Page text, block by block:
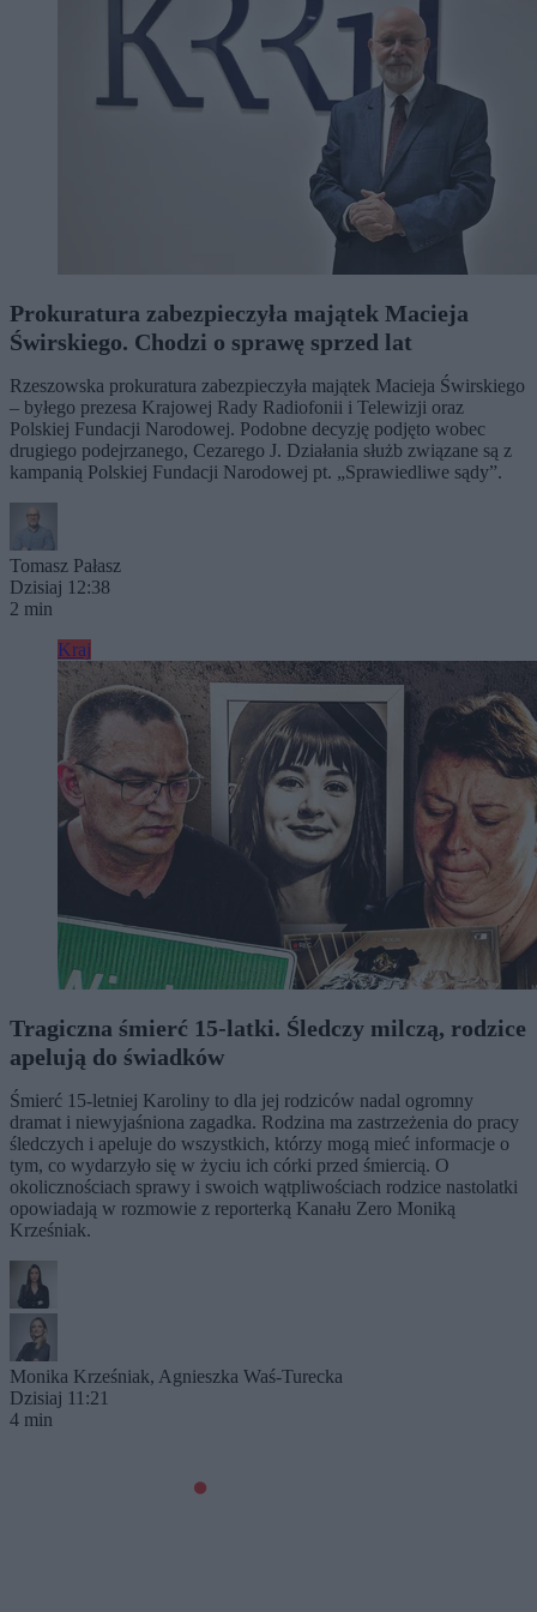
Prokuratura zabezpieczyła majątek Macieja
Świrskiego. Chodzi o sprawę sprzed lat
Rzeszowska prokuratura zabezpieczyła majątek Macieja Świrskiego
– byłego prezesa Krajowej Rady Radiofonii i Telewizji oraz
Polskiej Fundacji Narodowej. Podobne decyzję podjęto wobec
drugiego podejrzanego, Cezarego J. Działania służb związane są z
kampanią Polskiej Fundacji Narodowej pt. „Sprawiedliwe sądy”.
Tomasz Pałasz
Dzisiaj 12:38
2 min
Kraj
Tragiczna śmierć 15-latki. Śledczy milczą, rodzice
apelują do świadków
Śmierć 15-letniej Karoliny to dla jej rodziców nadal ogromny
dramat i niewyjaśniona zagadka. Rodzina ma zastrzeżenia do pracy
śledczych i apeluje do wszystkich, którzy mogą mieć informacje o
tym, co wydarzyło się w życiu ich córki przed śmiercią. O
okolicznościach sprawy i swoich wątpliwościach rodzice nastolatki
opowiadają w rozmowie z reporterką Kanału Zero Moniką
Krześniak.
Monika Krześniak, Agnieszka Waś-Turecka
Dzisiaj 11:21
4 min